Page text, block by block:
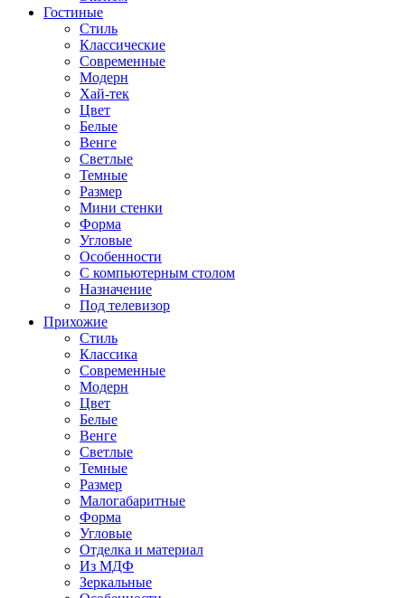
Гостиные
Стиль
Классические
Современные
Модерн
Хай-тек
Цвет
Белые
Венге
Светлые
Темные
Размер
Мини стенки
Форма
Угловые
Особенности
С компьютерным столом
Назначение
Под телевизор
Прихожие
Стиль
Классика
Современные
Модерн
Цвет
Белые
Венге
Светлые
Темные
Размер
Малогабаритные
Форма
Угловые
Отделка и материал
Из МДФ
Зеркальные